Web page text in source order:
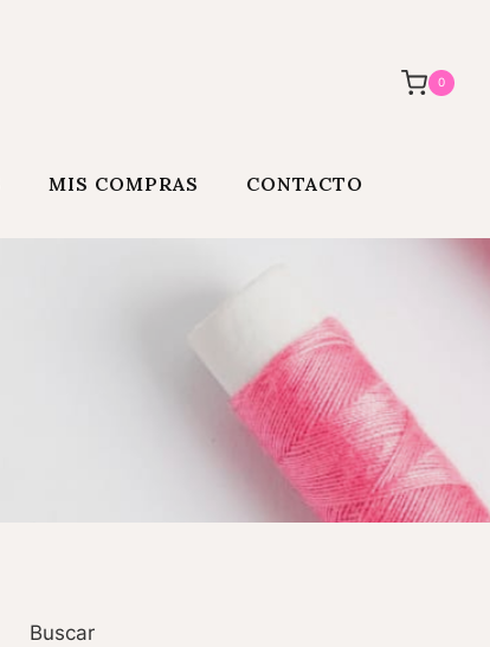
0
MIS COMPRAS CONTACTO
Buscar